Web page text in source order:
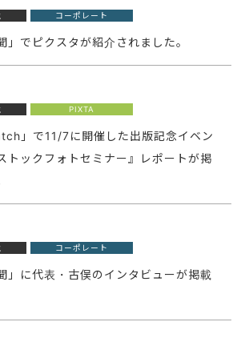
コーポレート
」でピクスタが紹介されました。
PIXTA
」で11/7に開催した出版記念イベン
トックフォトセミナー』レポートが掲
コーポレート
」に代表・古俣のインタビューが掲載